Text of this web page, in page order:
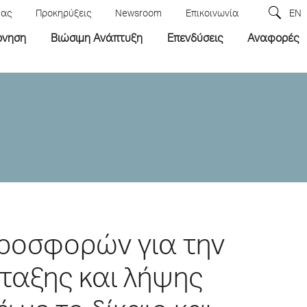
Προκηρύξεις Newsroom Επικοινωνία EN
Βιώσιμη Ανάπτυξη Επενδύσεις Αναφορές
για την
και λήψης